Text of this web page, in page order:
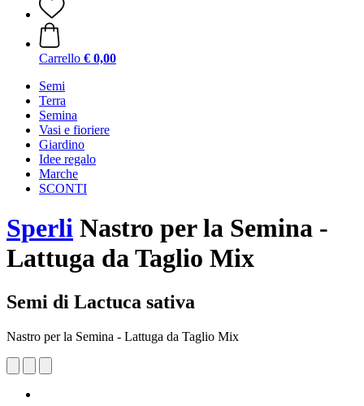
Carrello € 0,00
Semi
Terra
Semina
Vasi e fioriere
Giardino
Idee regalo
Marche
SCONTI
Sperli Nastro per la Semina -
Lattuga da Taglio Mix
Semi di Lactuca sativa
Nastro per la Semina - Lattuga da Taglio Mix